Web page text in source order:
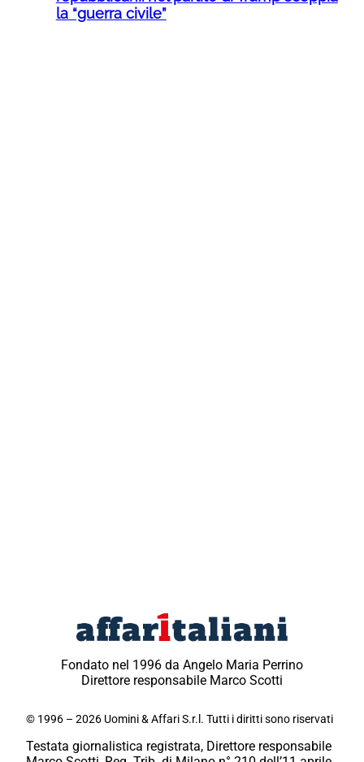
la “guerra civile”
Fondato nel 1996 da Angelo Maria Perrino
Direttore responsabile Marco Scotti
© 1996 – 2026 Uomini & Affari S.r.l. Tutti i diritti sono riservati
Testata giornalistica registrata, Direttore responsabile